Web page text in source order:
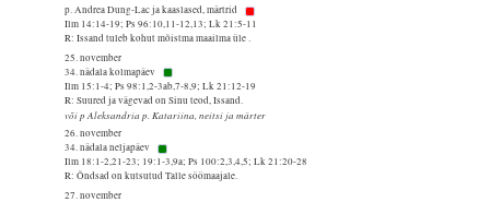
p. Andrea Dung-Lac ja kaaslased, märtrid
Ilm 14:14-19; Ps 96:10,11-12,13; Lk 21:5-11
R: Issand tuleb kohut mõistma maailma üle .
25. november
34. nädala kolmapäev
Ilm 15:1-4; Ps 98:1,2-3ab,7-8,9; Lk 21:12-19
R: Suured ja vägevad on Sinu teod, Issand.
või p Aleksandria p. Katariina, neitsi ja märter
26. november
34. nädala neljapäev
Ilm 18:1-2,21-23; 19:1-3,9a; Ps 100:2,3,4,5; Lk 21:20-28
R: Õndsad on kutsutud Talle söömaajale.
27. november